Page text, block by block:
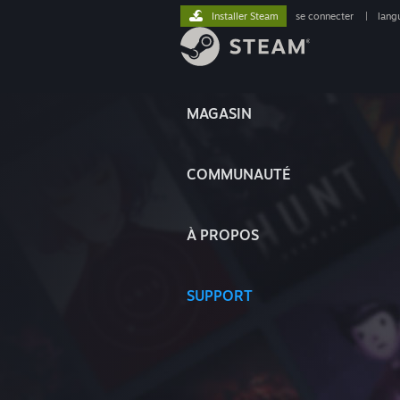
MAGASIN
COMMUNAUTÉ
À PROPOS
SUPPORT
Installer Steam se connecter